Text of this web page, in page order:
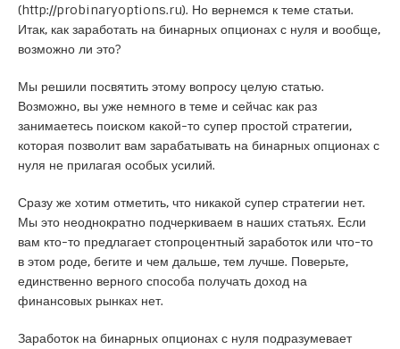
(http://probinaryoptions.ru). Но вернемся к теме статьи.
Итак, как заработать на бинарных опционах с нуля и вообще,
возможно ли это?
Мы решили посвятить этому вопросу целую статью.
Возможно, вы уже немного в теме и сейчас как раз
занимаетесь поиском какой-то супер простой стратегии,
которая позволит вам зарабатывать на бинарных опционах с
нуля не прилагая особых усилий.
Сразу же хотим отметить, что никакой супер стратегии нет.
Мы это неоднократно подчеркиваем в наших статьях. Если
вам кто-то предлагает стопроцентный заработок или что-то
в этом роде, бегите и чем дальше, тем лучше. Поверьте,
единственно верного способа получать доход на
финансовых рынках нет.
Заработок на бинарных опционах с нуля подразумевает